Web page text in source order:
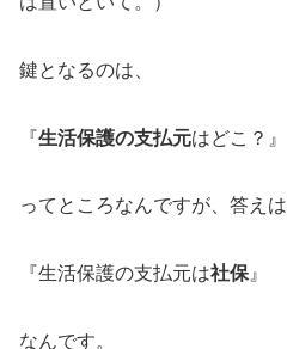
鍵となるのは、
『生活保護の支払元はどこ？』
ってところなんですが、答えは
『生活保護の支払元は社保 』
なんです。